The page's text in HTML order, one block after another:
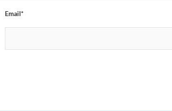
Email*